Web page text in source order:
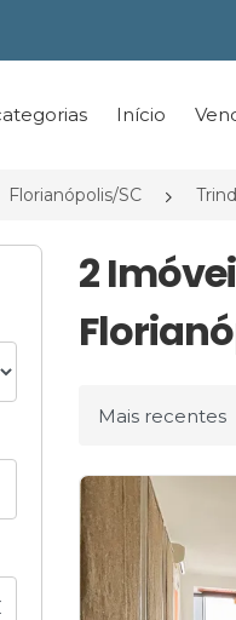
Início
Florianópolis/SC
2
Ordenar por